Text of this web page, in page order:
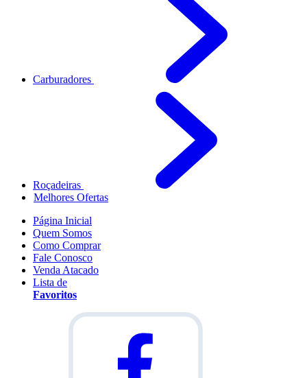
Carburadores
Roçadeiras
Melhores Ofertas
Página Inicial
Quem Somos
Como Comprar
Fale Conosco
Venda Atacado
Lista de
Favoritos